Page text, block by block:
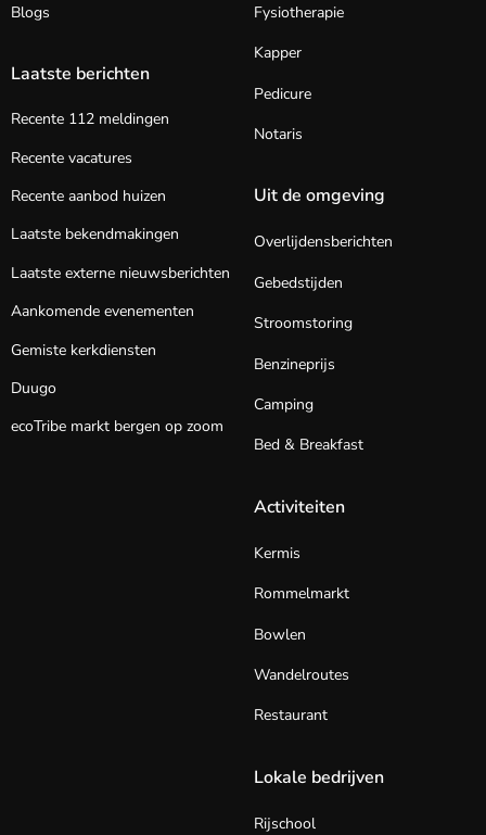
Blogs
Laatste berichten
Recente 112 meldingen
Recente vacatures
Recente aanbod huizen
Laatste bekendmakingen
Laatste externe nieuwsberichten
Aankomende evenementen
Gemiste kerkdiensten
Duugo
ecoTribe markt bergen op zoom
Fysiotherapie
Kapper
Pedicure
Notaris
Uit de omgeving
Overlijdensberichten
Gebedstijden
Stroomstoring
Benzineprijs
Camping
Bed & Breakfast
Activiteiten
Kermis
Rommelmarkt
Bowlen
Wandelroutes
Restaurant
Lokale bedrijven
Rijschool